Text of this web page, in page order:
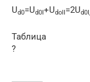
Ud0=Ud0I+UdoII=2U
Таблица
?